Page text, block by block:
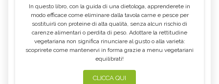
In questo libro, con la guida di una dietologa, apprenderete in
modo efficace come eliminare dalla tavola carne e pesce per
sostituirli con proteine di alta qualità, senza alcun rischio di
carenze alimentari o perdita di peso. Adottare la rettitudine
vegetariana non significa rinunciare al gusto o alla varietà:
scoprirete come mantenervi in forma grazie a menu vegetariani
equilibrati!
CLICCA QUI